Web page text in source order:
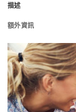
描述
額外資訊